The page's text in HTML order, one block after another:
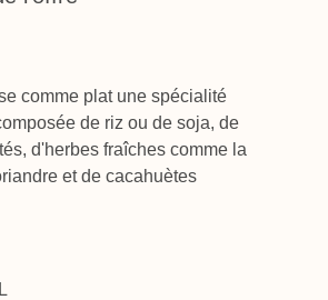
comme plat une spécialité
de riz ou de soja, de
d'herbes fraîches comme la
et de cacahuètes